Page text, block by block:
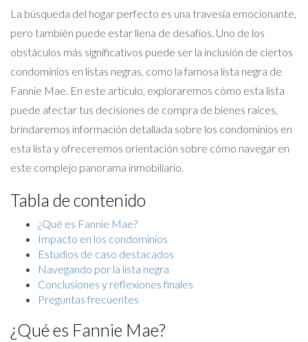
La búsqueda del hogar perfecto es una travesía emocionante,
pero también puede estar llena de desafíos. Uno de los
obstáculos más significativos puede ser la inclusión de ciertos
condominios en listas negras, como la famosa lista negra de
Fannie Mae. En este artículo, exploraremos cómo esta lista
puede afectar tus decisiones de compra de bienes raíces,
brindaremos información detallada sobre los condominios en
esta lista y ofreceremos orientación sobre cómo navegar en
este complejo panorama inmobiliario.
Tabla de contenido
¿Qué es Fannie Mae?
Impacto en los condominios
Estudios de caso destacados
Navegando por la lista negra
Conclusiones y reflexiones finales
Preguntas frecuentes
¿Qué es Fannie Mae?